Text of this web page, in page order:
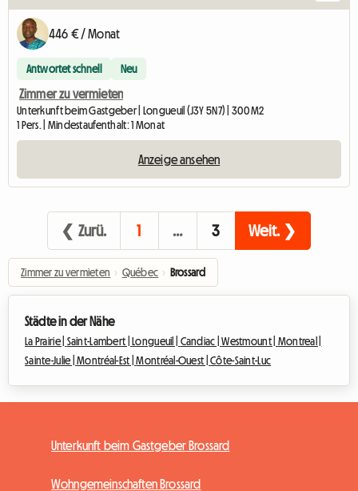
446 € / Monat
Antwortet schnell Neu
Zimmer zu vermieten
Unterkunft beim Gastgeber | Longueuil (J3Y 5N7) | 300 M2
1 Pers. | Mindestaufenthalt: 1 Monat
Anzeige ansehen
❮ Zurü. 1 … 3 Weit. ❯
Zimmer zu vermieten › Québec › Brossard
Städte in der Nähe
La Prairie | Saint-Lambert |Longueuil | Candiac |Westmount | Montreal |
Sainte-Julie |Montréal-Est |Montréal-Ouest |Côte-Saint-Luc
Unterkunft beim Gastgeber Brossard
Wohngemeinschaften Brossard